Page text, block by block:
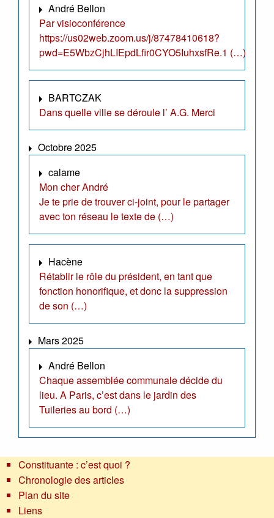
André Bellon
Par visioconférence
https://us02web.zoom.us/j/87478410618?
pwd=E5WbzCjhLIEpdLfir0CYO5IuhxsfRe.1 (…)
BARTCZAK
Dans quelle ville se déroule l’ A.G. Merci
Octobre 2025
calame
Mon cher André
Je te prie de trouver ci-joint, pour le partager
avec ton réseau le texte de (…)
Hacène
Rétablir le rôle du président, en tant que
fonction honorifique, et donc la suppression
de son (…)
Mars 2025
André Bellon
Chaque assemblée communale décide du
lieu. A Paris, c’est dans le jardin des
Tuileries au bord (…)
Constituante : c’est quoi ?
Chronologie des articles
Plan du site
Liens